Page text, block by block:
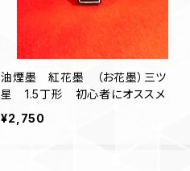
油煙墨 紅花墨 （お花墨）三ツ
星 1.5丁形 初心者にオススメ
¥2,750